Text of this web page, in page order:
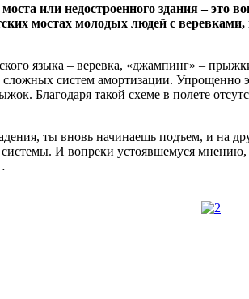
или недостроенного здания – это
мостах молодых людей с
языка – веревка, «джампинг» –
систем амортизации. Упрощенно
Благодаря такой схеме в полете
ты вновь начинаешь подъем, и на
И вопреки устоявшемуся мнению,